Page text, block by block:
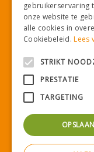
gebruikerservaring
onze website te
alle cookies in
Cookiebeleid.Lees
STRIKT
PRESTATIE
TARGETING